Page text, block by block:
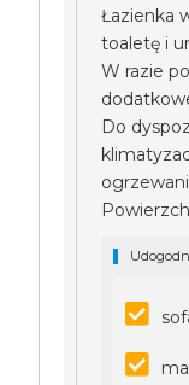
Łazienka
toaletę i
W razie
Do